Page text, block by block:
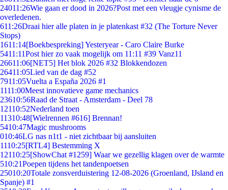
24011:26Wie gaan er dood in 2026?Post met een vleugje cynisme de
overledenen.
611:26Draai hier alle platen in je platenkast #32 (The Torture Never
Stops)
1611:14[Boekbespreking] Yesteryear - Caro Claire Burke
5411:11Post hier zo vaak mogelijk om 11:11 #39 Vanz11
26611:06[NET5] Het blok 2026 #32 Blokkendozen
26411:05Lied van de dag #52
7911:05Vuelta a España 2026 #1
1111:00Meest innovatieve game mechanics
23610:56Raad de Straat - Amsterdam - Deel 78
12110:52Nederland toen
11310:48[Wielrennen #616] Brennan!
5410:47Magic mushrooms
010:46LG nas n1t1 - niet zichtbaar bij aansluiten
1110:25[RTL4] Bestemming X
12110:25[ShowChat #1259] Waar we gezellig klagen over de warmte
510:21Poepen tijdens het tandenpoetsen
25010:20Totale zonsverduistering 12-08-2026 (Groenland, IJsland en
Spanje) #1